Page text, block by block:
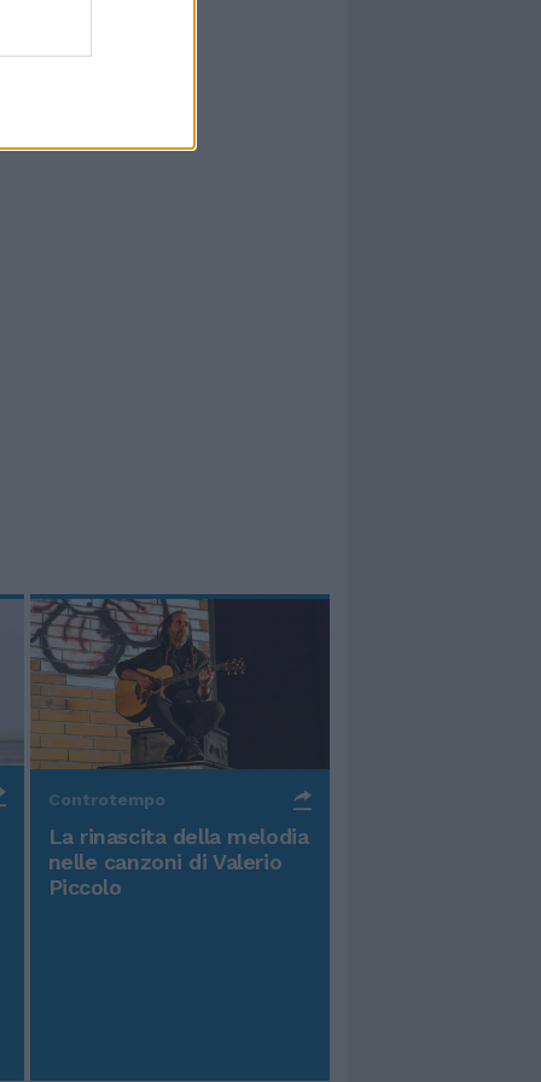
Controtempo
La rinascita della melodia
nelle canzoni di Valerio
Piccolo